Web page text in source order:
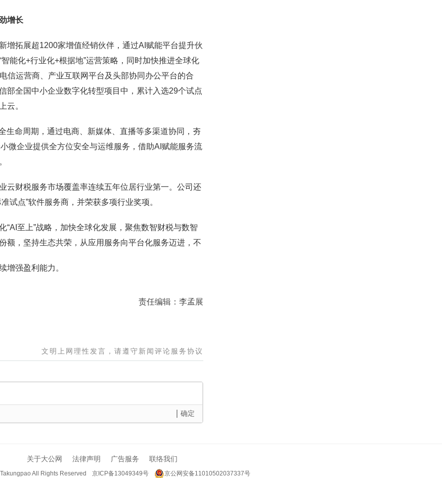
增长
拓展超1200家增值经销伙伴，通过AI赋能平台提升伙
能化+行业化+根据地”运营策略，同时加快推进全球化
信运营商、产业互联网平台及头部协同办公平台的合
部全国中小企业数字化转型项目中，累计入选29个试点
云。
命周期，通过电商、新媒体、直播等多渠道协同，夯
微企业提供全方位安全与运维服务，借助AI赋能服务流
财税服务市场覆盖率连续五年位居行业第一。公司还
试点”软件服务商，并荣获多项行业奖项。
至上”战略，加快全球化发展，聚焦数智财税与数智
额，坚持生态共荣，从应用服务向平台化服务迈进，不
强盈利能力。
责任编辑：李孟展
文明上网理性发言，请遵守新闻评论服务协议
确定
关于大公网 法律声明 广告服务 联络我们
All Rights Reserved 京ICP备13049349号 京公网安备11010502037337号